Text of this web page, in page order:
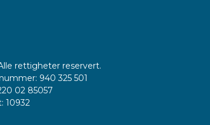
rettigheter reservert.
940 325 501
02 85057
10932